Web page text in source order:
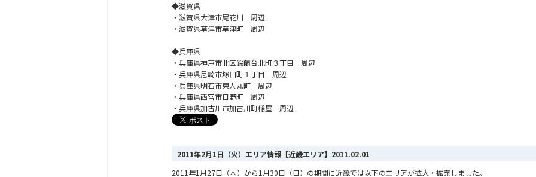
◆滋賀県
・滋賀県大津市尾花川 周辺
・滋賀県草津市草津町 周辺
◆兵庫県
・兵庫県神戸市北区鈴蘭台北町３丁目 周辺
・兵庫県尼崎市塚口町１丁目 周辺
・兵庫県明石市東人丸町 周辺
・兵庫県西宮市日野町 周辺
・兵庫県加古川市加古川町稲屋 周辺
2011年2月1日（火）エリア情報【近畿エリア】 2011.02.01
2011年1月27日（木）から1月30日（日）の期間に近畿では以下のエリアが拡大・拡充しました。